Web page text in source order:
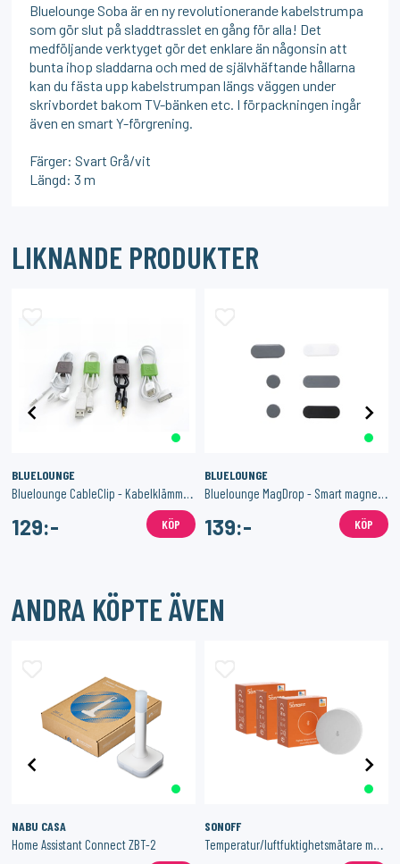
Bluelounge Soba är en ny revolutionerande kabelstrumpa
som gör slut på sladdtrasslet en gång för alla! Det
medföljande verktyget gör det enklare än någonsin att
bunta ihop sladdarna och med de självhäftande hållarna
kan du fästa upp kabelstrumpan längs väggen under
skrivbordet bakom TV-bänken etc. I förpackningen ingår
även en smart Y-förgrening.
Färger: Svart Grå/vit
Längd: 3 m
LIKNANDE PRODUKTER
BLUELOUNGE
129:- KÖP
BLUELOUNGE
139:- KÖP
ANDRA KÖPTE ÄVEN
NABU CASA
Home Assistant Connect ZBT-2
SONOFF
Temperatur/luftfuktighetsmätare med Zigbee 3-Pack